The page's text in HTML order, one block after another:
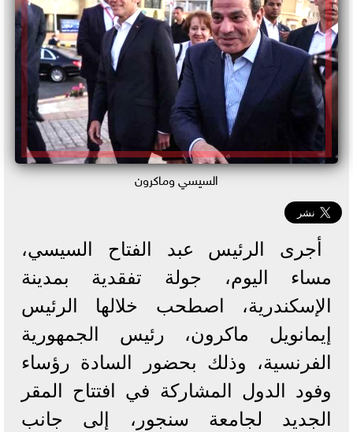
السيسي وماكرون
أجرى الرئيس عبد الفتاح السيسي،
مساء اليوم، جولة تفقدية بمدينة
الإسكندرية، اصطحب خلالها الرئيس
إيمانويل ماكرون، رئيس الجمهورية
الفرنسية، وذلك بحضور السادة رؤساء
وفود الدول المشاركة في افتتاح المقر
الجديد لجامعة سنجور، إلى جانب